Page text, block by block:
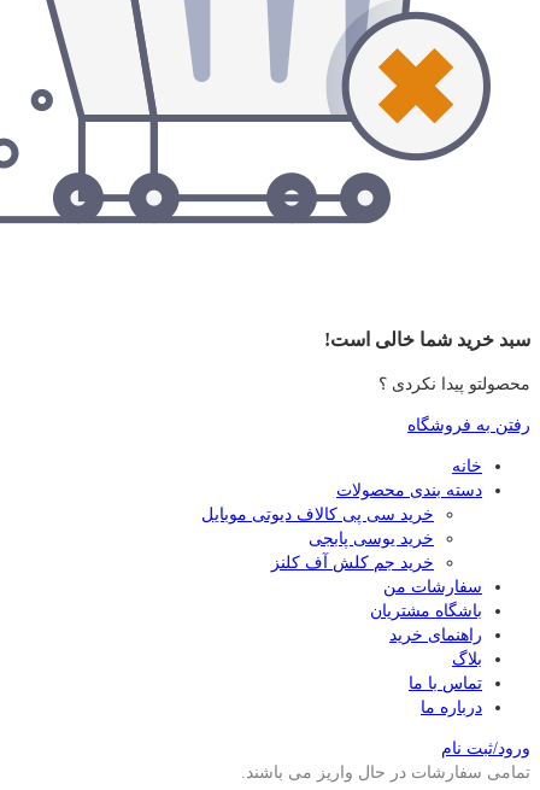
سبد خرید شما خالی است!
محصولتو پیدا نکردی ؟
رفتن به فروشگاه
خانه
دسته بندی محصولات
خرید سی پی کالاف دیوتی موبایل
خرید یوسی پابجی
خرید جم کلش آف کلنز
سفارشات من
باشگاه مشتریان
راهنمای خرید
بلاگ
تماس با ما
درباره ما
ورود/ثبت نام
تمامی سفارشات در حال واریز می باشند.